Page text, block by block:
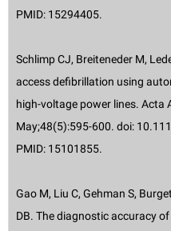
PMID: 15294405.
Schlimp CJ, Breiteneder M,
access defibrillation using
high-voltage power lines. Acta
May;48(5):595-600. doi:
PMID: 15101855.
Gao M, Liu C, Gehman S,
DB. The diagnostic accuracy